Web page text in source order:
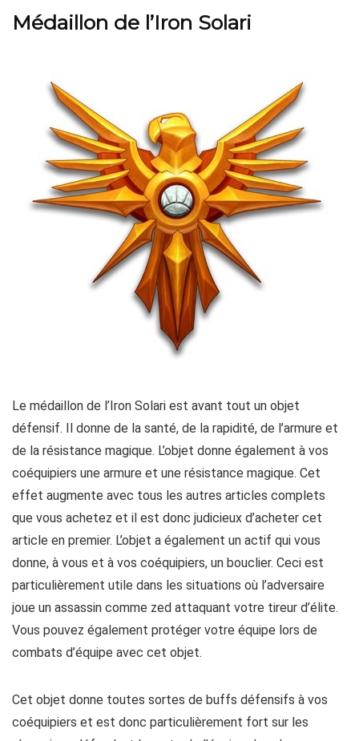
Médaillon de l’Iron Solari
Le médaillon de l’Iron Solari est avant tout un objet
défensif. Il donne de la santé, de la rapidité, de l’armure et
de la résistance magique. L’objet donne également à vos
coéquipiers une armure et une résistance magique. Cet
effet augmente avec tous les autres articles complets
que vous achetez et il est donc judicieux d’acheter cet
article en premier. L’objet a également un actif qui vous
donne, à vous et à vos coéquipiers, un bouclier. Ceci est
particulièrement utile dans les situations où l’adversaire
joue un assassin comme zed attaquant votre tireur d’élite.
Vous pouvez également protéger votre équipe lors de
combats d’équipe avec cet objet.
Cet objet donne toutes sortes de buffs défensifs à vos
coéquipiers et est donc particulièrement fort sur les